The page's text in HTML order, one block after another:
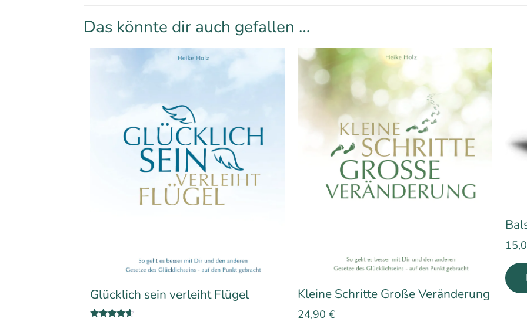
Das könnte dir auch gefallen …
Glücklich sein verleiht Flügel Kleine Schritte Große Veränderung
24,90 €